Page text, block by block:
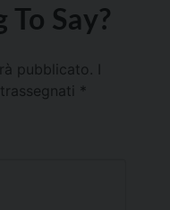
Say?
pubblicato.
*